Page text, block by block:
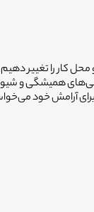
کار را تغییر
همیشگی و
آرامش خود